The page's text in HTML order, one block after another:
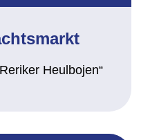
Heulbojen“